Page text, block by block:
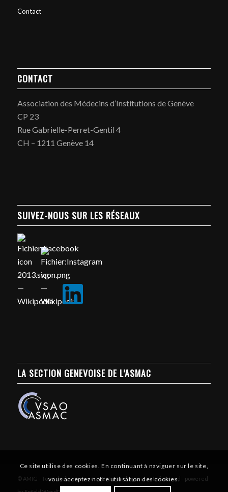
Contact
CONTACT
Association des Médecins d’Institutions de Genève
CP 23
Rue Gabrielle-Perret-Gentil 4
CH – 1211 Genève 14
SUIVEZ-NOUS SUR LES RÉSEAUX
LA SECTION GENEVOISE DE L’ASMAC
© AMIG - Tous droits réservés - Créé par l'agence atelierssud - powered
Ce site utilise des cookies. En continuant à naviguer sur le site,
vous acceptez notre utilisation des cookies.